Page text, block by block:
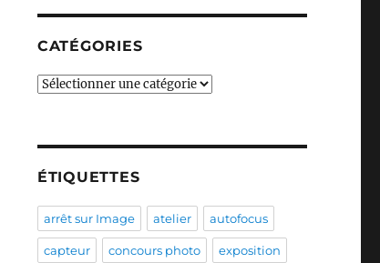
CATÉGORIES
Catégories
ÉTIQUETTES
arrêt sur Image atelier autofocus
capteur concours photo exposition